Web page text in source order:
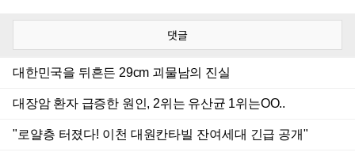
댓글